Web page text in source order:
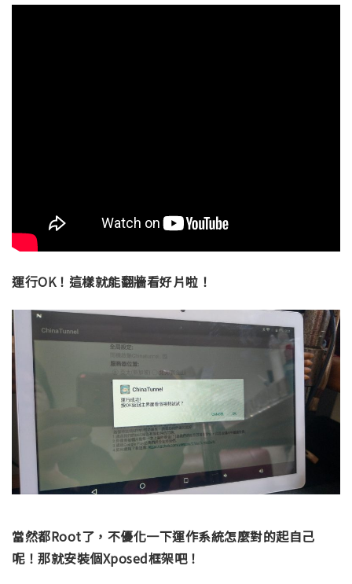
運行OK！這樣就能翻牆看好片啦！
當然都Root了，不優化一下運作系統怎麼對的起自己
呢！那就安裝個Xposed框架吧！